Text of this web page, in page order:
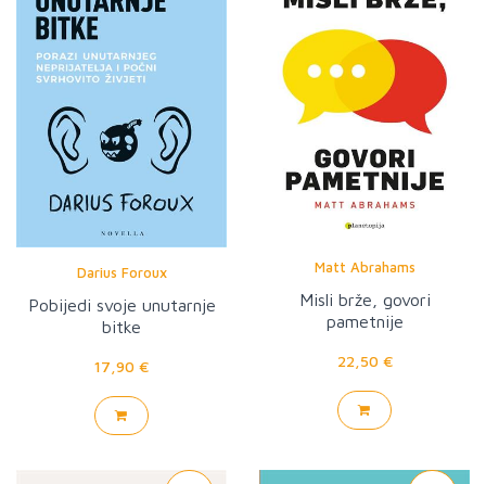
Darius Foroux
Pobijedi svoje unutarnje
bitke
17,90 €
Matt Abrahams
Misli brže, govori
pametnije
22,50 €